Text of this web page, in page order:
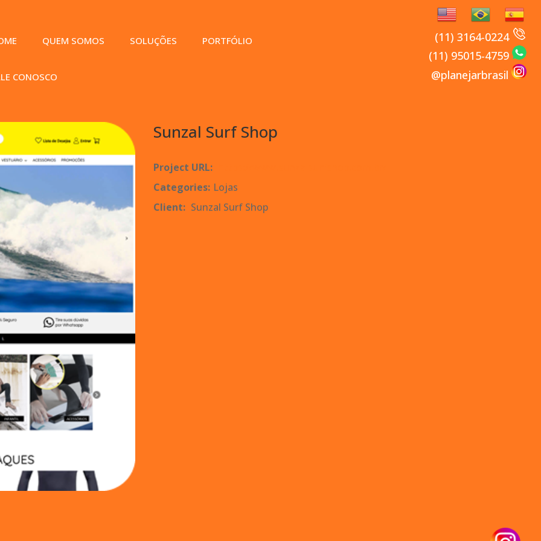
QUEM SOMOS SOLUÇÕES PORTFÓLIO
CONOSCO
(11) 3164-0224
(11) 95015-4759
@planejarbrasil
Sunzal Surf Shop
Project URL:
Categories: Lojas
Client: Sunzal Surf Shop